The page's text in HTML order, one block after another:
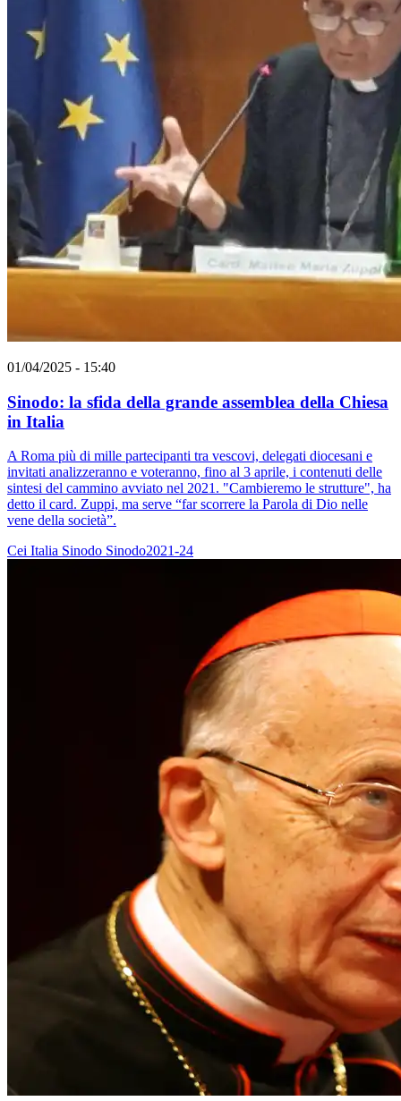
01/04/2025 - 15:40
Sinodo: la sfida della grande assemblea della Chiesa
in Italia
A Roma più di mille partecipanti tra vescovi, delegati diocesani e
invitati analizzeranno e voteranno, fino al 3 aprile, i contenuti delle
sintesi del cammino avviato nel 2021. "Cambieremo le strutture", ha
detto il card. Zuppi, ma serve “far scorrere la Parola di Dio nelle
vene della società”.
Cei Italia Sinodo Sinodo2021-24